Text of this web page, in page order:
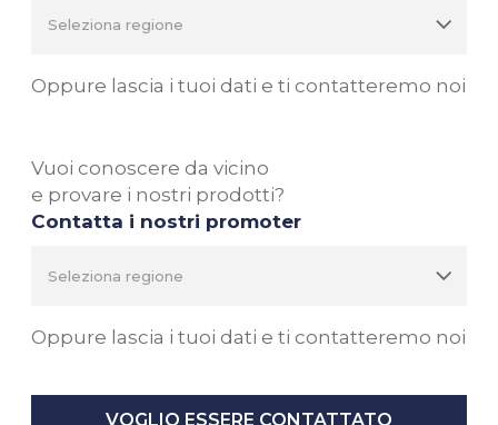
Oppure lascia i tuoi dati e ti contatteremo noi
Vuoi conoscere da vicino
e provare i nostri prodotti?
Contatta i nostri promoter
Oppure lascia i tuoi dati e ti contatteremo noi
VOGLIO ESSERE CONTATTATO